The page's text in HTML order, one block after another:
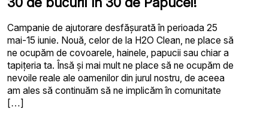
Campanie de ajutorare desfășurată în perioada 25
mai-15 iunie. Nouă, celor de la H2O Clean, ne place să
ne ocupăm de covoarele, hainele, papucii sau chiar a
tapițeria ta. Însă și mai mult ne place să ne ocupăm de
nevoile reale ale oamenilor din jurul nostru, de aceea
am ales să continuăm să ne implicăm în comunitate
[…]